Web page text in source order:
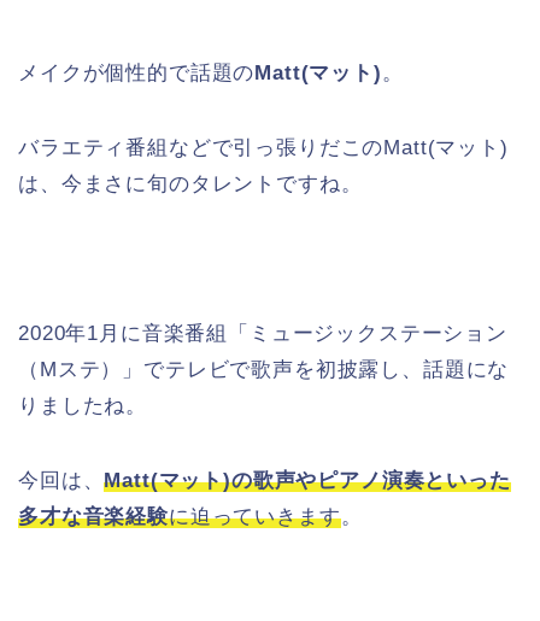
メイクが個性的で話題のMatt(マット)。
バラエティ番組などで引っ張りだこのMatt(マット)
は、今まさに旬のタレントですね。
2020年1月に音楽番組「ミュージックステーション
（Mステ）」でテレビで歌声を初披露し、話題にな
りましたね。
今回は、Matt(マット)の歌声やピアノ演奏といった
多才な音楽経験に迫っていきます。